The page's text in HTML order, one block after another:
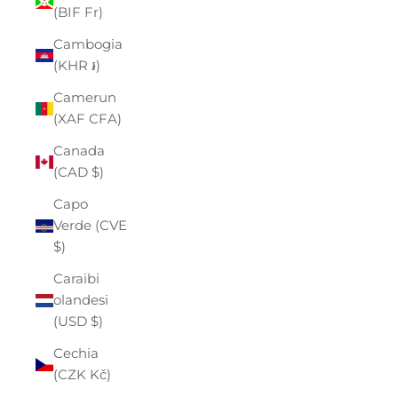
(BIF Fr)
Cambogia
(KHR ៛)
Camerun
(XAF CFA)
Canada
(CAD $)
Capo
Verde (CVE
$)
Caraibi
olandesi
(USD $)
Cechia
(CZK Kč)